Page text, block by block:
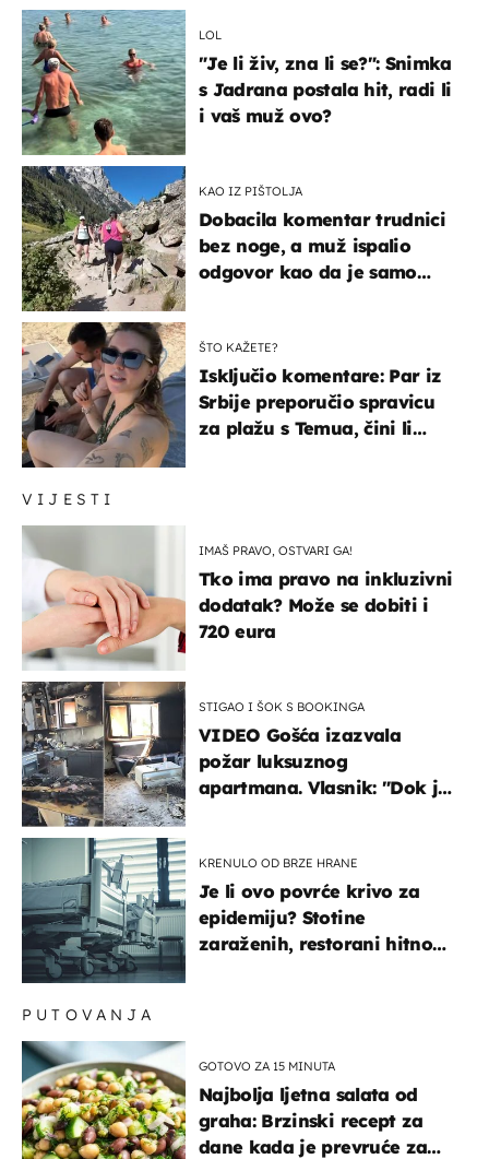
VIJESTI
IMAŠ PRAVO, OSTVARI GA!
Tko ima pravo na inkluzivni
dodatak? Može se dobiti i
720 eura
STIGAO I ŠOK S BOOKINGA
VIDEO Gošća izazvala
požar luksuznog
apartmana. Vlasnik: "Dok je
KRENULO OD BRZE HRANE
Je li ovo povrće krivo za
epidemiju? Stotine
zaraženih, restorani hitno
LOL
"Je li živ, zna li se?": Snimka
s Jadrana postala hit, radi li
i vaš muž ovo?
KAO IZ PIŠTOLJA
Dobacila komentar trudnici
bez noge, a muž ispalio
odgovor kao da je samo
ŠTO KAŽETE?
Isključio komentare: Par iz
Srbije preporučio spravicu
za plažu s Temua, čini li
PUTOVANJA
GOTOVO ZA 15 MINUTA
Najbolja ljetna salata od
graha: Brzinski recept za
dane kada je prevruće za